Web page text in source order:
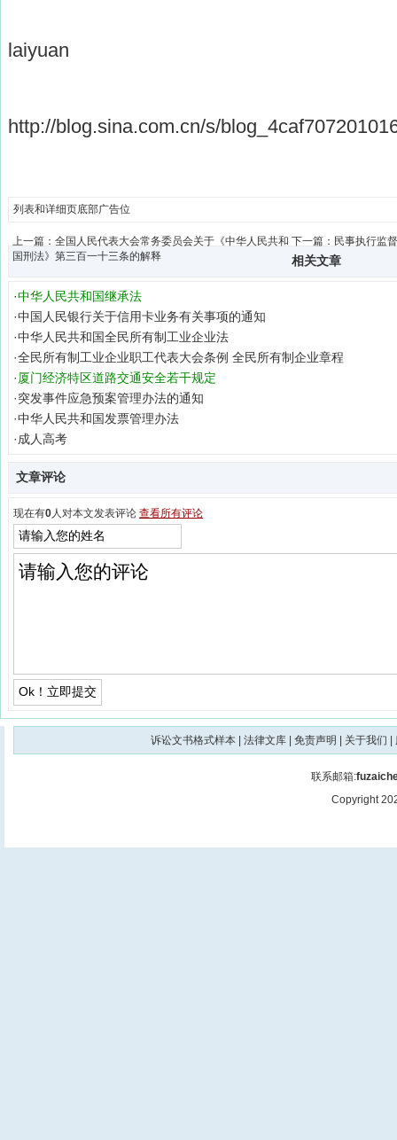
laiyuan
http://blog.sina.com.cn/s/
列表和详细页底部广告位
上一篇： 全国人民代表大会常务委员会关于《中华人民共和
国刑法》第三百一十三条的解释
下一篇： 民事执行监
相关文章
·中华人民共和国继承法
·中国人民银行关于信用卡业务有关事项的通知
·中华人民共和国全民所有制工业企业法
·全民所有制工业企业职工代表大会条例 全民所有制企业章程
· 厦门经济特区道路交通安全若干规定
·突发事件应急预案管理办法的通知
·中华人民共和国发票管理办法
·成人高考
文章评论
现在有0人对本文发表评论 查看所有评论
诉讼文书格式样本 法律文库 免责声明 关于我们
联系邮箱:
Copyright